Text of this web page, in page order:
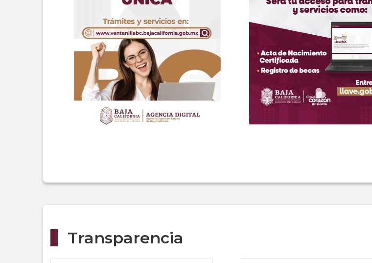
Transparencia